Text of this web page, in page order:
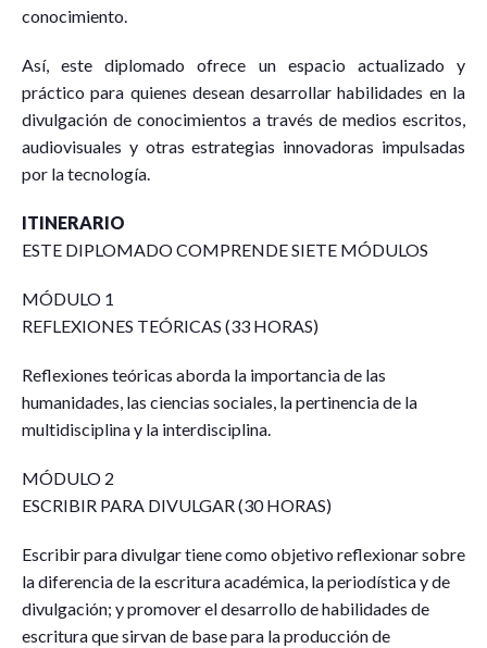
conocimiento.
Así, este diplomado ofrece un espacio actualizado y
práctico para quienes desean desarrollar habilidades en la
divulgación de conocimientos a través de medios escritos,
audiovisuales y otras estrategias innovadoras impulsadas
por la tecnología.
ITINERARIO
ESTE DIPLOMADO COMPRENDE SIETE MÓDULOS
MÓDULO 1
REFLEXIONES TEÓRICAS (33 HORAS)
Reflexiones teóricas aborda la importancia de las
humanidades, las ciencias sociales, la pertinencia de la
multidisciplina y la interdisciplina.
MÓDULO 2
ESCRIBIR PARA DIVULGAR (30 HORAS)
Escribir para divulgar tiene como objetivo reflexionar sobre
la diferencia de la escritura académica, la periodística y de
divulgación; y promover el desarrollo de habilidades de
escritura que sirvan de base para la producción de